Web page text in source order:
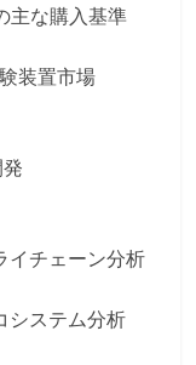
主な購入基準
装置市場
イチェーン分析
システム分析